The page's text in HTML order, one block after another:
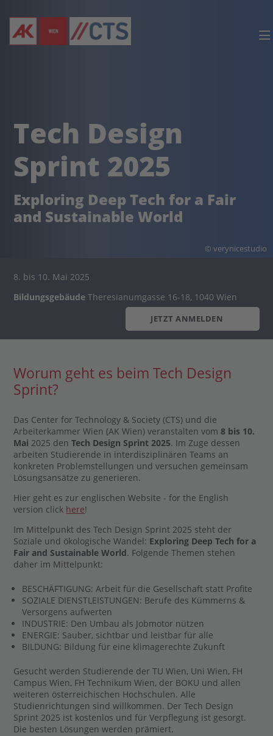
Tech Design
Sprint 2025
Exploring Deep Tech for a Fair
and Sustainable World
© verynicestudio
8. bis 10. Mai 2025
BildungsgebäudeTheresianumgasse 16-18, 1040 Wien
JETZT ANMELDEN
Worum geht es beim Tech Design
Sprint?
Das Center for Technology & Society (CTS) und die
Arbeiterkammer Wien (AK Wien) veranstalten vom 8 bis 10.
Mai 2025 denTech Design Sprint 2025. Im Zuge dessen
arbeiten Studierende in interdisziplinären Teams an
konkreten Problemstellungen und versuchen gemeinsam
Lösungsansätze zu generieren.
Hier geht es zur englischen Website - for the English
version click here!
Im Mittelpunkt des Tech Design Sprint 2025 steht der
Soziale und ökologische Wandel: Exploring Deep Tech for a
Fair and Sustainable World. Folgende Themen stehen
daher im Mittelpunkt:
BESCHÄFTIGUNG: Arbeit für die Gesellschaft statt Profite
SOZIALE DIENSTLEISTUNGEN: Berufe des Kümmerns &
Versorgens aufwerten
INDUSTRIE: Den Umbau als Jobmotor nützen
ENERGIE: Sauber, sichtbar und leistbar für alle
BILDUNG: Bildung für eine klimagerechte Zukunft
Gesucht werden Studierende der TU Wien, Uni Wien, FH
Campus Wien, FH Technikum Wien, der BOKU und allen
weiteren österreichischen Hochschulen. Alle
Studienrichtungen sind willkommen. Der Tech Design
Sprint 2025 ist kostenlos und für Verpflegung ist gesorgt.
Die besten Lösungen werden prämiert.